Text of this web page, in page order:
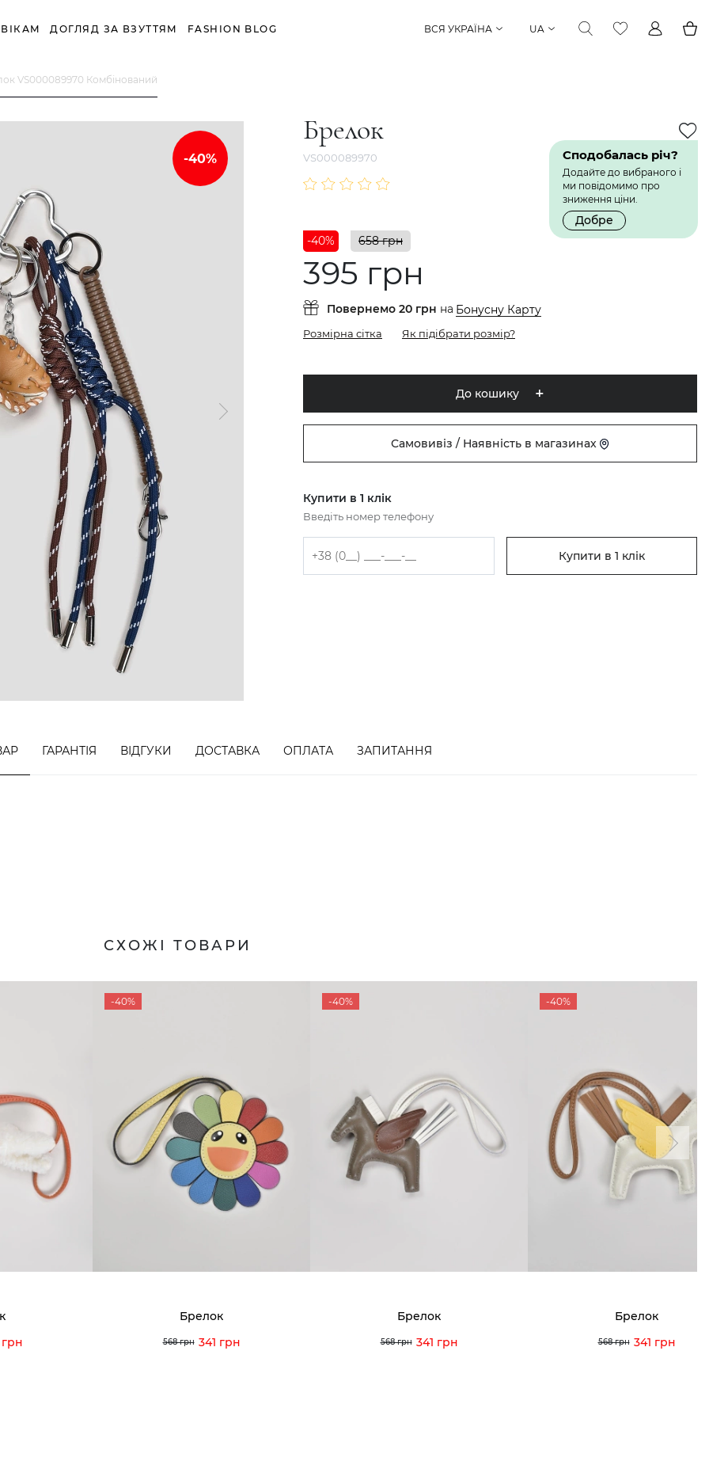
ДОГЛЯД ЗА ВЗУТТЯМ FASHION BLOG ВСЯ УКРАЇНА UA
VS000089970 Комбінований
Брелок
VS000089970 Сподобалась річ?
Додайте до вибраного і
ми повідомимо про
зниження ціни.
Добре
-40%
658 грн
395 грн
Повернемо 20 грн на Бонусну Карту
Розмірна сітка Як підібрати розмір?
До кошику
Самовивіз / Наявність в магазинах
Купити в 1 клік
Введіть номер телефону
Купити в 1 клік
ГАРАНТІЯ ВІДГУКИ ДОСТАВКА ОПЛАТА ЗАПИТАННЯ
СХОЖІ ТОВАРИ
грн
-40%
Брелок
568 грн 341 грн
-40%
Брелок
568 грн 341 грн
-40%
Брелок
568 грн 341 грн